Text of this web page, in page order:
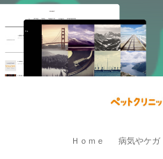
Ｈｏｍｅ 病気やケガ